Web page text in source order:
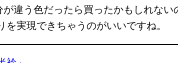
違う色だったら買ったかもしれない
実現できちゃうのがいいですね。